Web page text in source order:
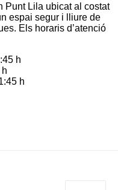
Punt Lila ubicat al costat
espai segur i lliure de
Els horaris d’atenció
h
h